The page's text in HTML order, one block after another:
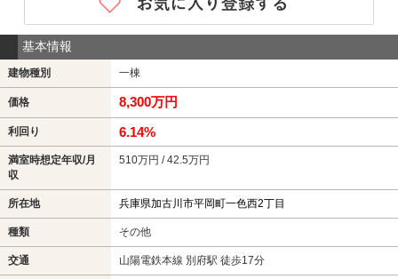
基本情報
建物種別 一棟
価格 8,300万円
利回り 6.14%
満室時想定年収/月
収
510万円 / 42.5万円
所在地 兵庫県加古川市平岡町一色西2丁目
種類 その他
交通 山陽電鉄本線 別府駅 徒歩17分